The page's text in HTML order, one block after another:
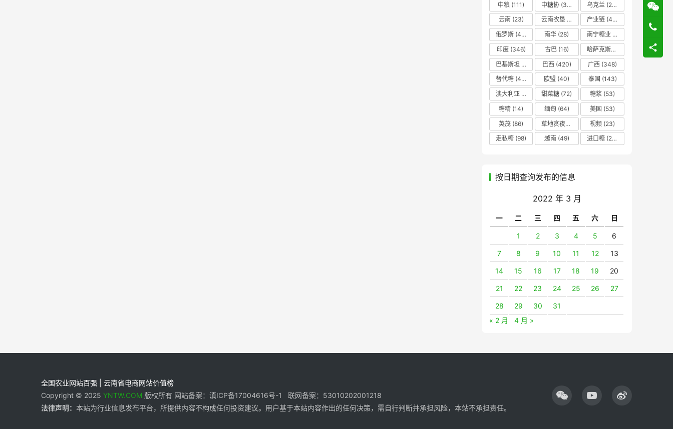
中粮 (111) 中糖协 (37) 乌克兰 (20)
云南(23) 云南农垦 产业链 (42)
俄罗斯 (43) 南华 (28) 南宁糖业
印度(346) 古巴(16) 哈萨克斯坦
巴基斯坦
巴西(420) 广西 (348)
替代糖 (48) 欧盟 (40) 泰国 (143)
澳大利亚
甜菜糖 (72) 糖浆 (53)
糖精 (14) 缅甸 (64) 美国 (53)
英茂 (86) 草地贪夜蛾 视频 (23)
走私糖 (98) 越南(49) 进口糖 (236)
按日期查询发布的信息
2022 年 3 月
一 二 三 四 五 六 日
1 2 3 4 5 6
7 8 9 10 11 12 13
14 15 16 17 18 19 20
21 22 23 24 25 26 27
28 29 30
31
« 2 月
4 月 »
全国农业网站百强 | 云南省电商网站价值榜
Copyright © 2025 YNTW.COM 版权所有 网站备案：滇ICP备17004616号-1 联网备案：53010202001218
法律声明： 本站为行业信息发布平台，所提供内容不构成任何投资建议。用户基于本站内容作出的任何决策，需自行判断并承担风险，本站不承担责任。